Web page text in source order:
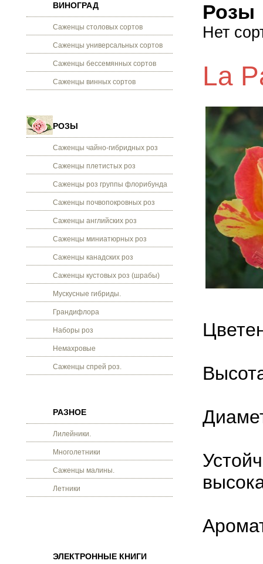
ВИНОГРАД
Саженцы столовых сортов
Саженцы универсальных сортов
Саженцы бессемянных сортов
Саженцы винных сортов
РОЗЫ
Саженцы чайно-гибридных роз
Саженцы плетистых роз
Саженцы роз группы флорибунда
Саженцы почвопокровных роз
Саженцы английских роз
Саженцы миниатюрных роз
Саженцы канадских роз
Саженцы кустовых роз (шрабы)
Мускусные гибриды.
Грандифлора
Наборы роз
Немахровые
Саженцы спрей роз.
РАЗНОЕ
Лилейники.
Многолетники
Саженцы малины.
Летники
ЭЛЕКТРОННЫЕ КНИГИ
Розы
Нет
La